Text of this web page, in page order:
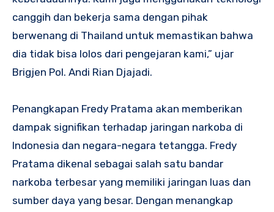
canggih dan bekerja sama dengan pihak
berwenang di Thailand untuk memastikan bahwa
dia tidak bisa lolos dari pengejaran kami,” ujar
Brigjen Pol. Andi Rian Djajadi.
Penangkapan Fredy Pratama akan memberikan
dampak signifikan terhadap jaringan narkoba di
Indonesia dan negara-negara tetangga. Fredy
Pratama dikenal sebagai salah satu bandar
narkoba terbesar yang memiliki jaringan luas dan
sumber daya yang besar. Dengan menangkap